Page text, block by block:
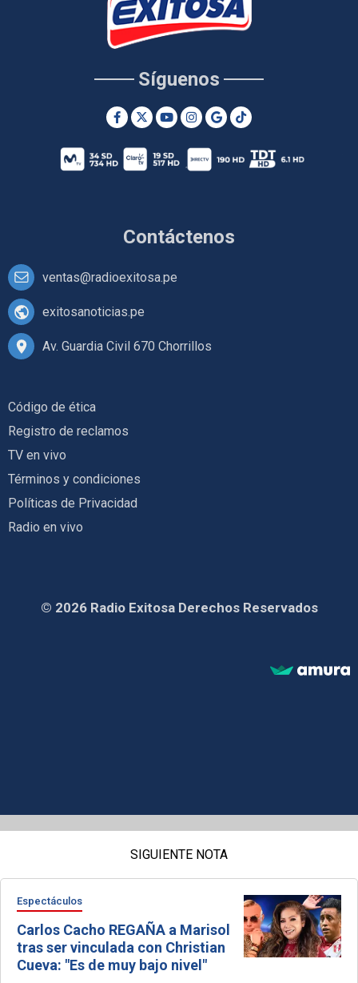
Contáctenos
ventas@radioexitosa.pe
exitosanoticias.pe
Av. Guardia Civil 670 Chorrillos
Síguenos
Código de ética
Registro de reclamos
TV en vivo
Términos y condiciones
Políticas de Privacidad
Radio en vivo
© 2026 Radio Exitosa Derechos Reservados
SIGUIENTE NOTA
Espectáculos
Carlos Cacho REGAÑA a Marisol
tras ser vinculada con Christian
Cueva: "Es de muy bajo nivel"